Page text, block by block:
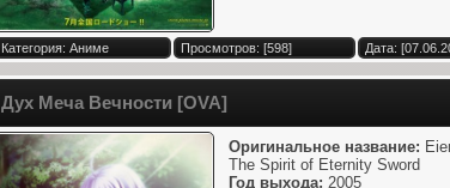
Категория: Аниме Просмотров: [598] Дата:
Дух Меча Вечности [OVA]
Оригинальное название:
The Spirit of Eternity Sword
Год выхода: 2005